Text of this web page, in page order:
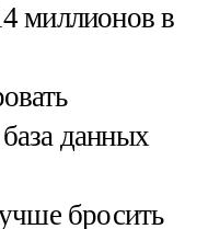
миллионов в
данных
бросить